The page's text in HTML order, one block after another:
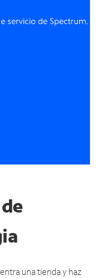
una tienda y haz